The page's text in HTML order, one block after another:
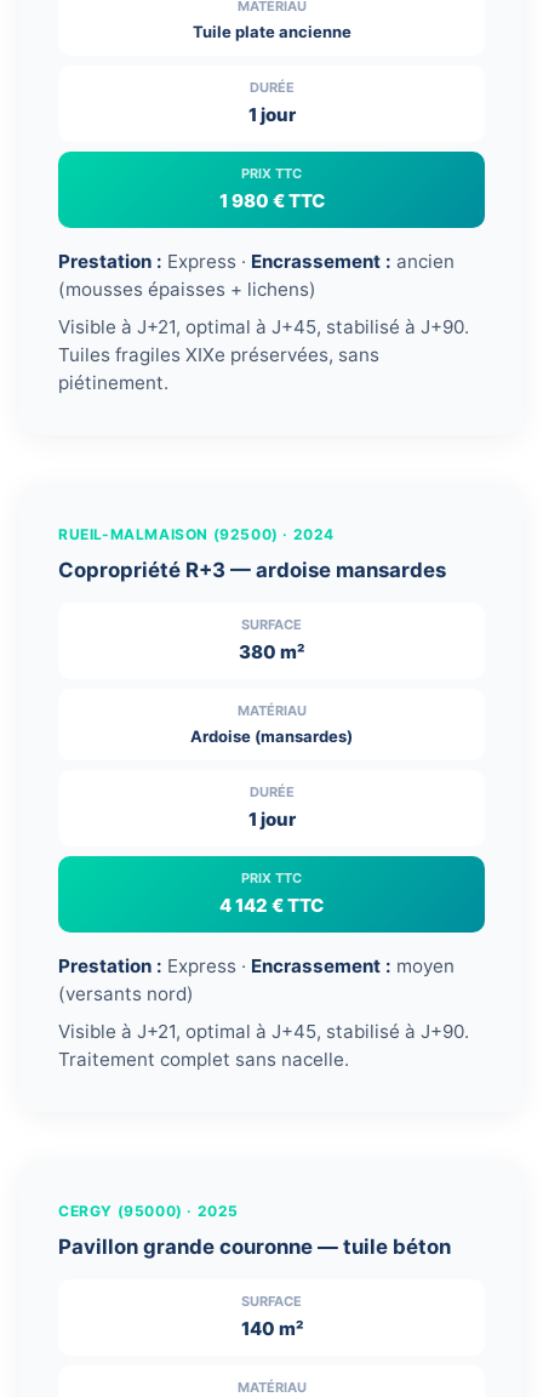
MATÉRIAU
Tuile plate ancienne
DURÉE
1 jour
PRIX TTC
1 980 € TTC
Prestation : Express · Encrassement : ancien
(mousses épaisses + lichens)
Visible à J+21, optimal à J+45, stabilisé à J+90.
Tuiles fragiles XIXe préservées, sans
piétinement.
RUEIL-MALMAISON (92500) · 2024
Copropriété R+3 — ardoise mansardes
SURFACE
380 m²
MATÉRIAU
Ardoise (mansardes)
DURÉE
1 jour
PRIX TTC
4 142 € TTC
Prestation : Express · Encrassement : moyen
(versants nord)
Visible à J+21, optimal à J+45, stabilisé à J+90.
Traitement complet sans nacelle.
CERGY (95000) · 2025
Pavillon grande couronne — tuile béton
SURFACE
140 m²
MATÉRIAU